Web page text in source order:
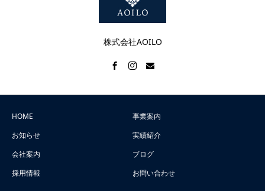
株式会社AOILO
HOME
事業案内
お知らせ
実績紹介
会社案内
ブログ
採用情報
お問い合わせ